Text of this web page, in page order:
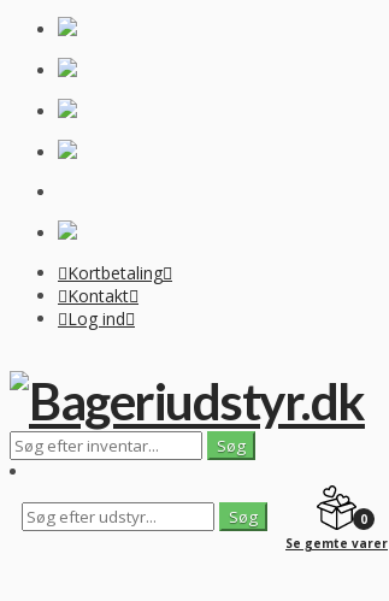
Kortbetaling
Kontakt
Log ind
0
Se gemte varer